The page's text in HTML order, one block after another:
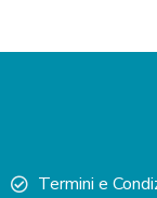
Termini e